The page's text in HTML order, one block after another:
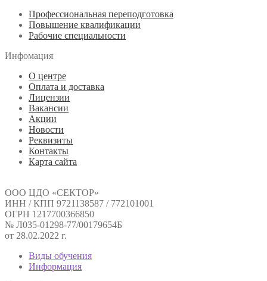
Профессиональная переподготовка
Повышение квалификации
Рабочие специальности
Инфомация
О центре
Оплата и доставка
Лицензии
Вакансии
Акции
Новости
Реквизиты
Контакты
Карта сайта
ООО ЦДО «СЕКТОР»
ИНН / КПП 9721138587 / 772101001
ОГРН 1217700366850
№ Л035-01298-77/00179654Б
от 28.02.2022 г.
Виды обучения
Информация